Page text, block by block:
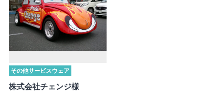
その他サービスウェア
株式会社チェンジ様